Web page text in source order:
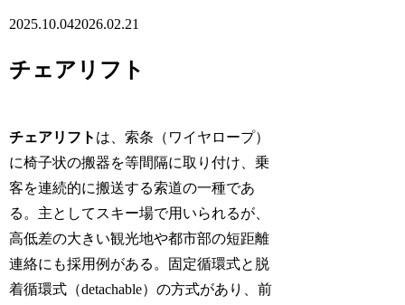
2025.10.042026.02.21
チェアリフト
チェアリフト は、索条（ワイヤロープ）
に椅子状の搬器を等間隔に取り付け、乗
客を連続的に搬送する索道の一種であ
る。主としてスキー場で用いられるが、
高低差の大きい観光地や都市部の短距離
連絡にも採用例がある。固定循環式と脱
着循環式（detachable）の方式があり、前